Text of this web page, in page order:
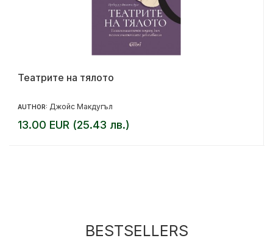
Театрите на тялото
AUTHOR: Джойс Макдугъл
13.00 EUR (25.43 лв.)
BESTSELLERS